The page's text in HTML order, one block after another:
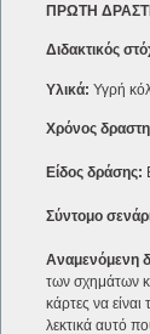
ΠΡΩΤΗ
Διδακτικός
Υλικά: Υγρή
Χρόνος
Είδος δράσης:
Σύντομο
Αναμενόμενη
των σχημάτων
κάρτες να
λεκτικά αυτό